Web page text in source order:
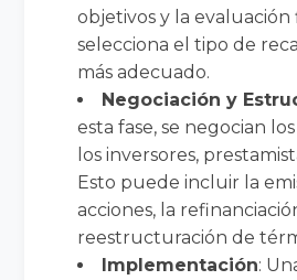
objetivos y la evaluación
selecciona el tipo de
más adecuado.
Negociación y
esta fase, se negocian
los inversores,
Esto puede incluir la
acciones, la
reestructuración de
Implementación: